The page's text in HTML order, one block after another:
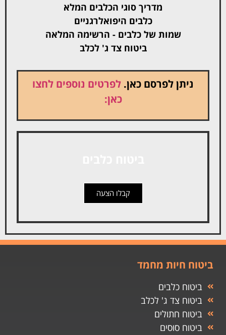
מדריך סוגי הכלבים המלא
כלבים היפואלרגניים
שמות של כלבים - הרשימה המלאה
ביטוח צד ג' לכלב
ניתן לפרסם כאן. לפרטים נוספים לחצו
כאן:
קבלו הצעה
ביטוח חיות מחמד
ביטוח כלבים
ביטוח צד ג' לכלב
ביטוח חתולים
ביטוח סוסים